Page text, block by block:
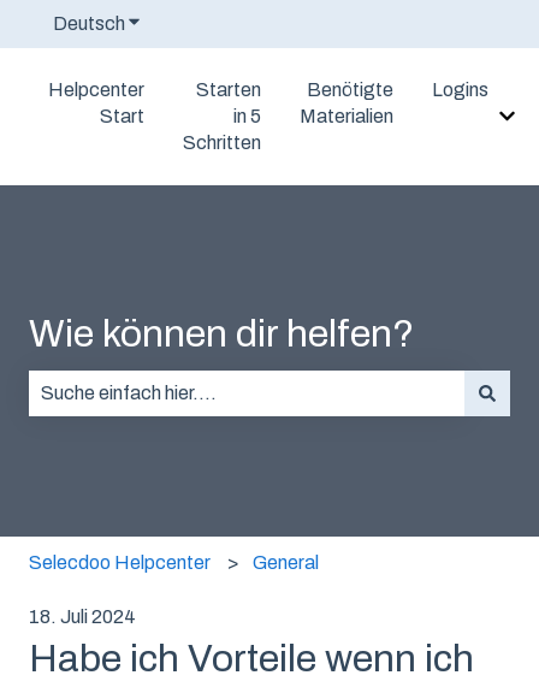
Deutsch Untermenü für Übersetzungen anzeigen
Helpcenter
Start
Starten
in 5
Schritten
Benötigte
Materialien
Logins
Wie können dir helfen?
Selecdoo Helpcenter General
18. Juli 2024
Habe ich Vorteile wenn ich